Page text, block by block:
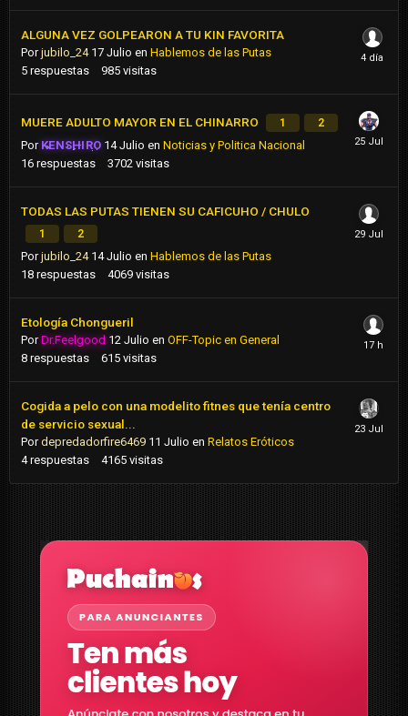
ALGUNA VEZ GOLPEARON A TU KIN FAVORITA
Porjubilo_24 17 Julio en Hablemos de las Putas
5 respuestas 985 visitas
MUERE ADULTO MAYOR EN EL CHINARRO 1 2
Por KENSHIRO 14 Julio enNoticias y Politica Nacional
16 respuestas 3702 visitas
TODAS LAS PUTAS TIENEN SU CAFICUHO / CHULO
1 2
Porjubilo_24 14 Julio en Hablemos de las Putas
18 respuestas 4069 visitas
Etología Chongueril
PorDr.Feelgood 12 Julio en OFF-Topic en General
8 respuestas 615 visitas
Cogida a pelo con una modelito fitnes que tenía centro
de servicio sexual...
Pordepredadorfire6469 11 Julio en Relatos Eróticos
4 respuestas 4165 visitas